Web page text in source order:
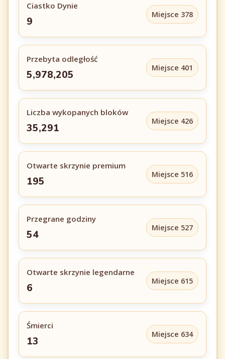
Ciastko Dynie
9
Miejsce 378
Przebyta odległość
5,978,205
Miejsce 401
Liczba wykopanych bloków
35,291
Miejsce 426
Otwarte skrzynie premium
195
Miejsce 516
Przegrane godziny
54
Miejsce 527
Otwarte skrzynie legendarne
6
Miejsce 615
Śmierci
13
Miejsce 634